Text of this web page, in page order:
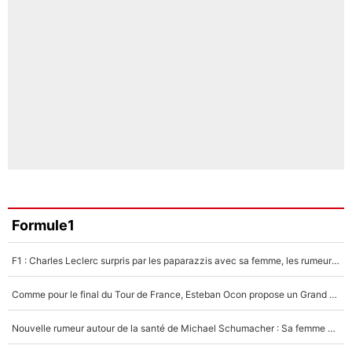
Formule1
F1 : Charles Leclerc surpris par les paparazzis avec sa femme, les rumeurs étaient vraies !
Comme pour le final du Tour de France, Esteban Ocon propose un Grand Prix de Formule 1 à Paris : «Autour de l’Arc de Triomphe, ce serait génial» !
Nouvelle rumeur autour de la santé de Michael Schumacher : Sa femme Corinna sort du silence